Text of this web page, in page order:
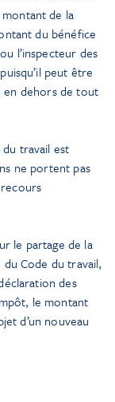
de la
du bénéfice
l’inspecteur des
peut être
en dehors de tout
travail est
ne portent pas
le partage de la
Code du travail,
des
le montant
d’un nouveau